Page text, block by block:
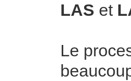
LAS et
Le